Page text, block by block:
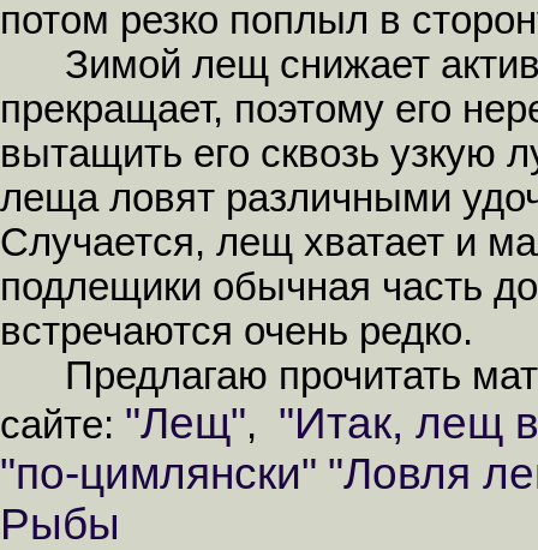
потом резко поплыл в
Зимой лещ снижает
прекращает, поэтому его
вытащить его сквозь узкую
леща ловят различными
Случается, лещ хватает и
подлещики обычная часть
встречаются очень редко.
Предлагаю прочитать
сайте: "Лещ", "Итак, лещ
"по-цимлянски" "Ловля
Рыбы